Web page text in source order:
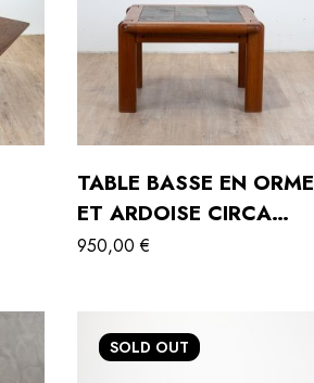
TABLE BASSE EN ORME
ET ARDOISE CIRCA
1980
950,00€
SOLD OUT